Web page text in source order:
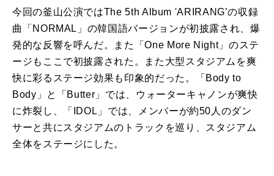
今回の釜山公演ではThe 5th Album 'ARIRANG’の収録
曲「NORMAL」 の韓国語バージョンが初披露され、爆
発的な反響を呼んだ。ま た 「One More Night」のステ
ージもここで初披露された 。 ま た 大型スタジアムを爽
快に彩るステージ効果も印象的だった 。「 Body to
Body」と「Butter」では、
ウォーターキャノンが爽快
に炸裂し、「IDOL」では、
メンバーが約50 人 のダン
サーと共に スタジアムのトラックを巡り
、スタジアム
全体をステージにし た 。